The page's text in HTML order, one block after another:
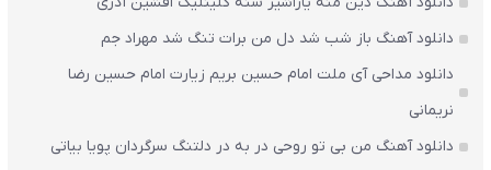
دانلود آهنگ باز شب شد دل من برات تنگ شد مهراد جم
دانلود مداحی آی ملت امام حسین بریم زیارت امام حسین رضا
نریمانی
دانلود آهنگ من بی تو روحی در به در دلتنگ سرگردان پویا بیاتی